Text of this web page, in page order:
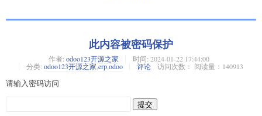
此内容被密码保护
作者: odoo123开源之家 时间: 2024-01-22 17:44:00
分类: odoo123开源之家,erp,odoo 评论 访问次数： 阅读量：140913
请输入密码访问